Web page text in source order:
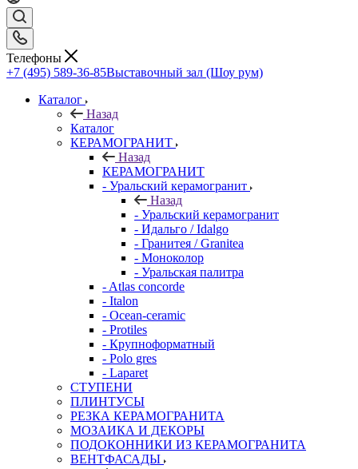
Телефоны
+7 (495) 589-36-85Выставочный зал (Шоу рум)
Каталог
Назад
Каталог
КЕРАМОГРАНИТ
Назад
КЕРАМОГРАНИТ
- Уральский керамогранит
Назад
- Уральский керамогранит
- Идальго / Idalgo
- Гранитея / Granitea
- Моноколор
- Уральская палитра
- Atlas concorde
- Italon
- Ocean-ceramic
- Protiles
- Крупноформатный
- Polo gres
- Laparet
СТУПЕНИ
ПЛИНТУСЫ
РЕЗКА КЕРАМОГРАНИТА
МОЗАИКА И ДЕКОРЫ
ПОДОКОННИКИ ИЗ КЕРАМОГРАНИТА
ВЕНТФАСАДЫ